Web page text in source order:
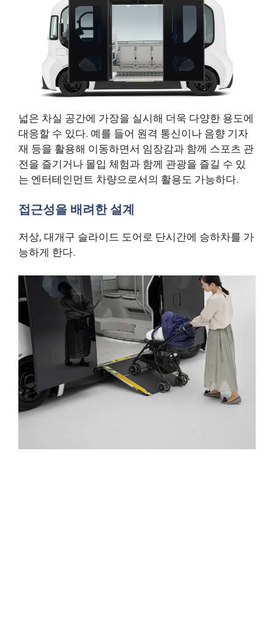
넓은 차실 공간에 가장을 실시해 더욱 다양한 용도에
대응할 수 있다. 예를 들어 원격 통신이나 음향 기자
재 등을 활용해 이동하면서 임장감과 함께 스포츠 관
전을 즐기거나 몰입 체험과 함께 관광을 즐길 수 있
는 엔터테인먼트 차량으로서의 활용도 가능하다.
접근성을 배려한 설계
저상, 대개구 슬라이드 도어로 단시간에 승하차를 가
능하게 한다.